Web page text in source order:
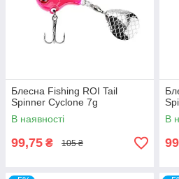
Блесна Fishing ROI Tail
Spinner Cyclone 7g
В наявності
99,75 ₴ 105 ₴
В